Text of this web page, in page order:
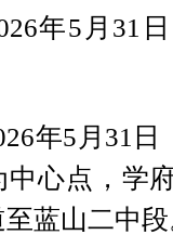
年5月31
年5月31
中心点，学
蓝山二中